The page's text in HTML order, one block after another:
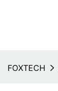
FOXTECH